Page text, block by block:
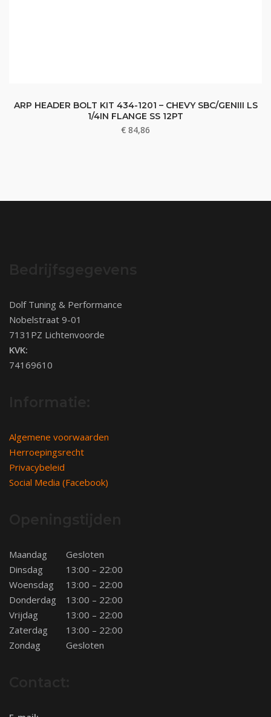
ARP HEADER BOLT KIT 434-1201 – CHEVY SBC/GENIII LS
1/4IN FLANGE SS 12PT
€ 84,86
Dolf Tuning & Performance
Nobelstraat 9-01
7131PZ Lichtenvoorde
KVK:
74169610
Algemene voorwaarden
Herroepingsrecht
Privacybeleid
Social Media (Facebook)
Maandag
Gesloten
Dinsdag
13:00 – 22:00
Woensdag
13:00 – 22:00
Donderdag
13:00 – 22:00
Vrijdag
13:00 – 22:00
Zaterdag
13:00 – 22:00
Zondag
Gesloten